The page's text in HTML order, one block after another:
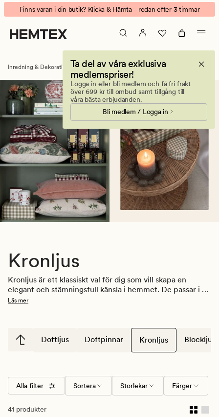
Kronljus
–
långa
ljus
ljusstakar
Animerad
banner.
Klicka
på
för
att
pausa.
Finns varan i din butik? Klicka & Hämta - redan efter 3 timmar
Ta del av våra exklusiva
medlemspriser!
Logga in eller bli medlem och få fri frakt
över 699 kr till ombud samt tillgång till
våra bästa erbjudanden.
Bli medlem / Logga in
Inredning & Dekorationer Ljus & doftljus Kronljus
Kronljus
Kronljus är ett klassiskt val för dig som vill skapa en
elegant och stämningsfull känsla i hemmet. De passar i
ljusstakar på matbordet, i fönstret eller som del av en
Läs mer
Doftljus Doftpinnar Kronljus Blockljus
Alla filter Sortera Storlekar Färger
41 produkter